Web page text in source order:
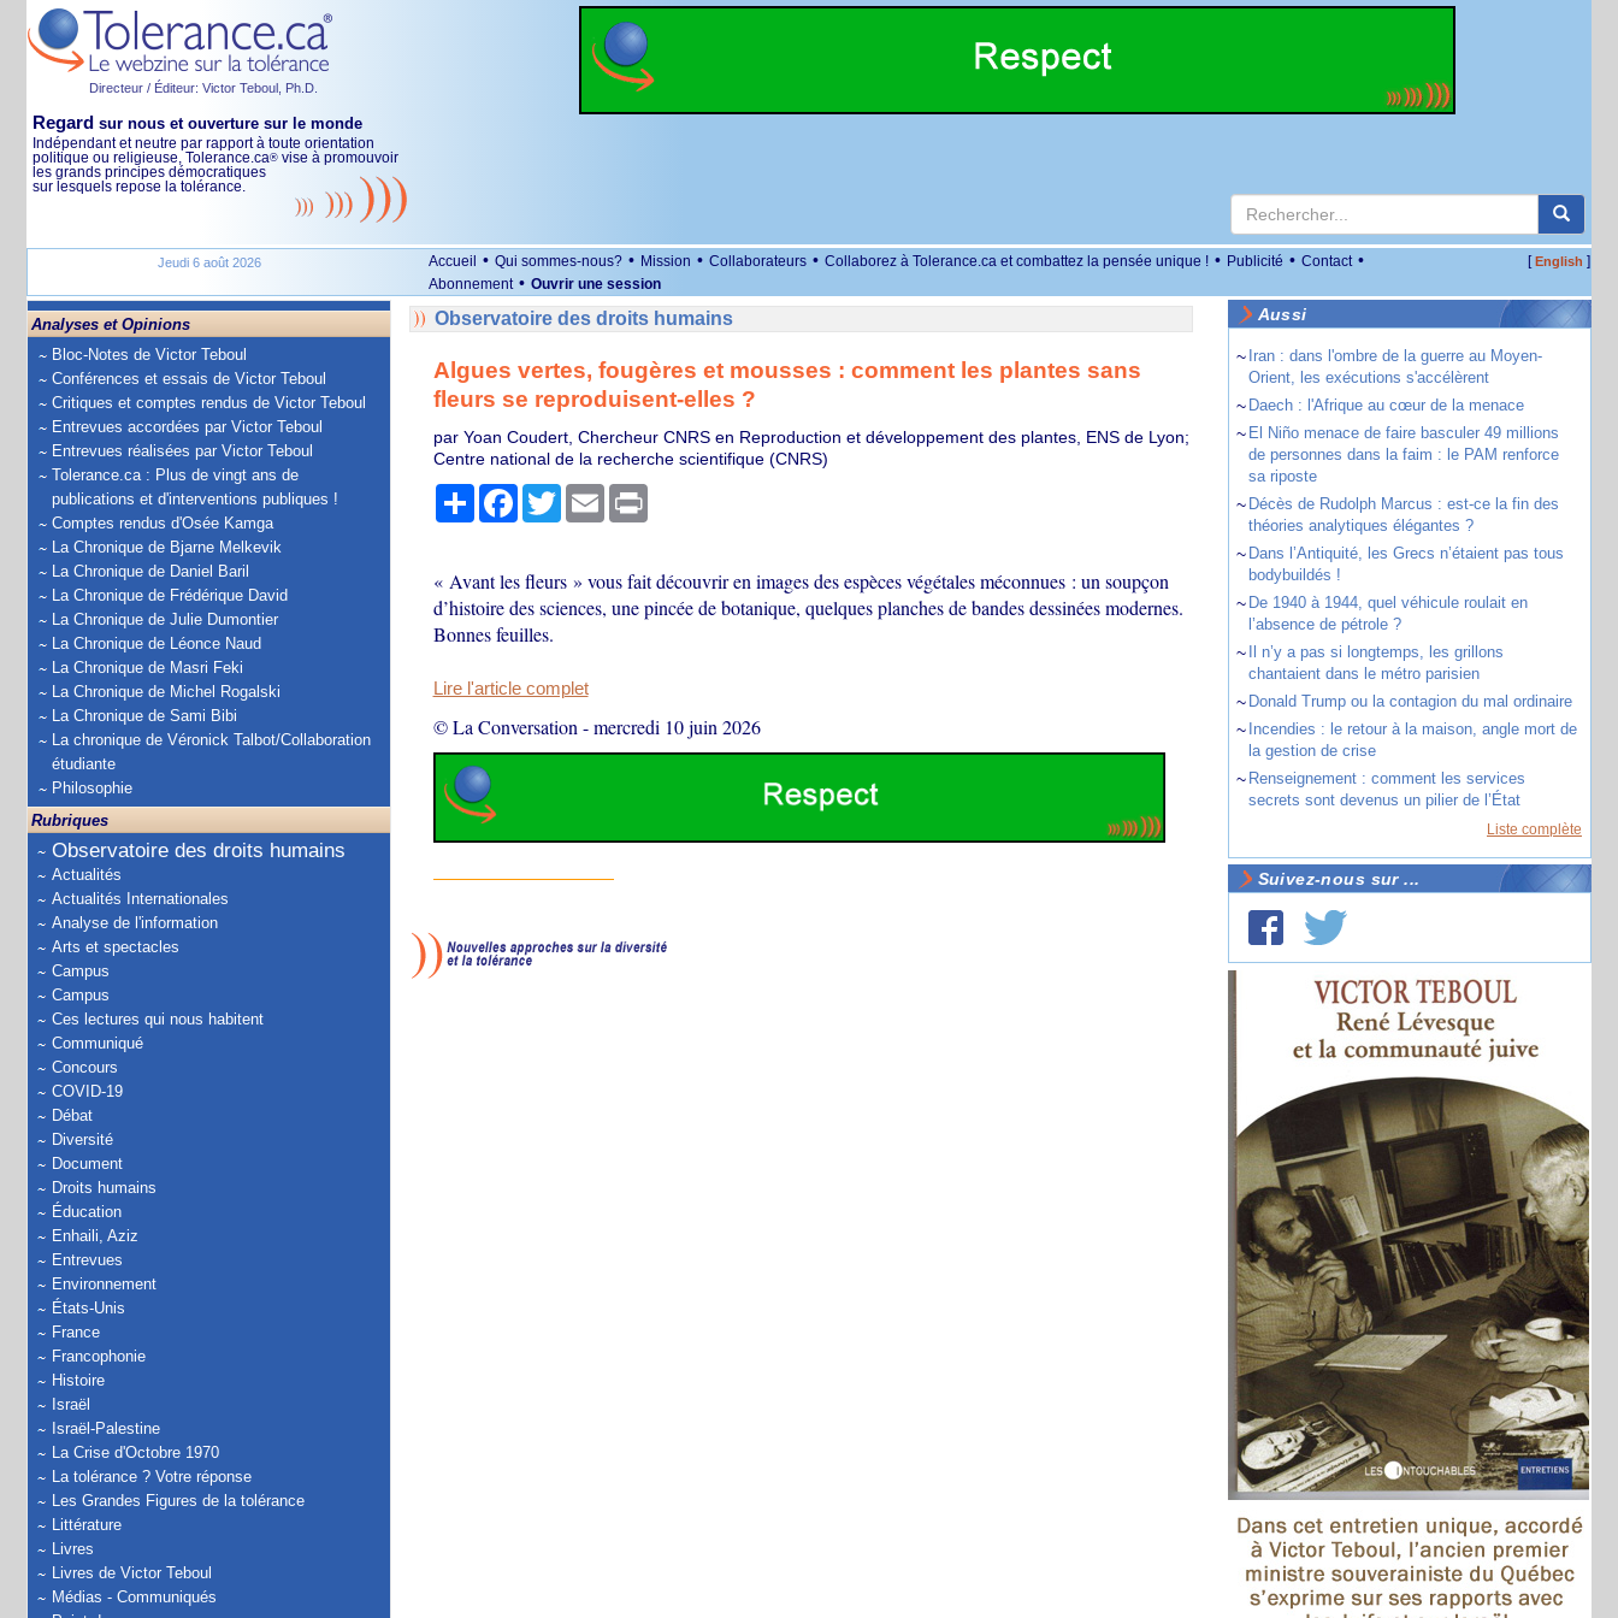
Directeur / Éditeur: Victor Teboul, Ph.D.
Regard sur nous et ouverture sur le monde
Indépendant et neutre par rapport à toute orientation
politique ou religieuse, Tolerance.ca® vise à promouvoir
les grands principes démocratiques
sur lesquels repose la tolérance.
Jeudi 6 août 2026 Accueil • Qui sommes-nous? • Mission • Collaborateurs • Collaborez à Tolerance.ca et combattez la pensée unique ! • Publicité • Contact •
Abonnement • Ouvrir une session
[English ]
Analyses et Opinions
Bloc-Notes de Victor Teboul
Conférences et essais de Victor Teboul
Critiques et comptes rendus de Victor Teboul
Entrevues accordées par Victor Teboul
Entrevues réalisées par Victor Teboul
Tolerance.ca : Plus de vingt ans de
publications et d'interventions publiques !
Comptes rendus d'Osée Kamga
La Chronique de Bjarne Melkevik
La Chronique de Daniel Baril
La Chronique de Frédérique David
La Chronique de Julie Dumontier
La Chronique de Léonce Naud
La Chronique de Masri Feki
La Chronique de Michel Rogalski
La Chronique de Sami Bibi
La chronique de Véronick Talbot/Collaboration
étudiante
Philosophie
Rubriques
Observatoire des droits humains
Actualités
Actualités Internationales
Analyse de l'information
Arts et spectacles
Campus
Campus
Ces lectures qui nous habitent
Communiqué
Concours
COVID-19
Débat
Diversité
Document
Droits humains
Éducation
Enhaili, Aziz
Entrevues
Environnement
États-Unis
France
Francophonie
Histoire
Israël
Israël-Palestine
La Crise d'Octobre 1970
La tolérance ? Votre réponse
Les Grandes Figures de la tolérance
Littérature
Livres
Livres de Victor Teboul
Médias - Communiqués
Observatoire des droits humains
Algues vertes, fougères et mousses : comment les plantes sans
fleurs se reproduisent-elles ?
par Yoan Coudert, Chercheur CNRS en Reproduction et développement des plantes, ENS de Lyon;
Centre national de la recherche scientifique (CNRS)
PartagerFacebook
TwitterEmail Print
« Avant les fleurs » vous fait découvrir en images des espèces végétales méconnues : un soupçon
d’histoire des sciences, une pincée de botanique, quelques planches de bandes dessinées modernes.
Bonnes feuilles.
Lire l'article complet
© La Conversation -mercredi 10 juin 2026
Aussi
~ Iran : dans l'ombre de la guerre au Moyen-
Orient, les exécutions s'accélèrent
~ Daech : l'Afrique au cœur de la menace
~ El Niño menace de faire basculer 49 millions
de personnes dans la faim : le PAM renforce
sa riposte
~ Décès de Rudolph Marcus : est-ce la fin des
théories analytiques élégantes ?
~ Dans l’Antiquité, les Grecs n’étaient pas tous
bodybuildés !
~ De 1940 à 1944, quel véhicule roulait en
l’absence de pétrole ?
~
Il n’y a pas si longtemps, les grillons
chantaient dans le métro parisien
~ Donald Trump ou la contagion du mal ordinaire
~ Incendies : le retour à la maison, angle mort de
la gestion de crise
~ Renseignement : comment les services
secrets sont devenus un pilier de l’État
Liste complète
Suivez-nous sur ...